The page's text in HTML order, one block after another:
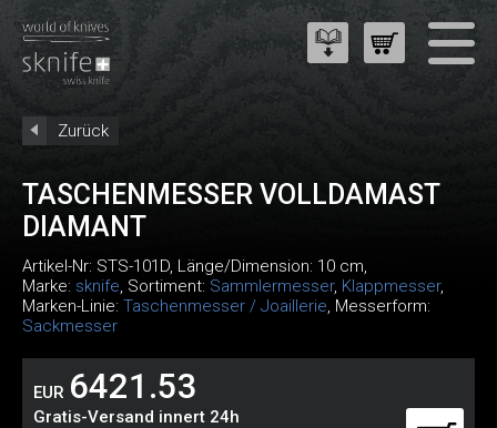
Zurück
TASCHENMESSER VOLLDAMAST
DIAMANT
Artikel-Nr: STS-101D, Länge/Dimension: 10 cm,
Marke: sknife, Sortiment: Sammlermesser, Klappmesser,
Marken-Linie: Taschenmesser / Joaillerie, Messerform:
Sackmesser
EUR 6421.53
Gratis-Versand innert 24h